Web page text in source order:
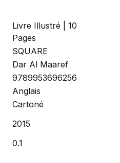
Livre Illustré | 10
Pages
SQUARE
Dar Al Maaref
9789953696256
Anglais
Cartoné
2015
0.1